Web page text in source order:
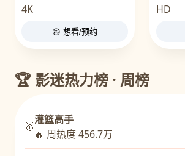
4K
😄 想看/预约
HD
🏆 影迷热力榜 · 周榜
🥇灌篮高手
🔥 周热度 456.7万